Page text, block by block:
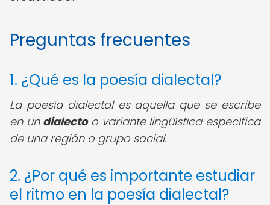
Preguntas frecuentes
1. ¿Qué es la poesía dialectal?
La poesía dialectal es aquella que se escribe
en un dialectoo variante lingüística específica
de una región o grupo social.
2. ¿Por qué es importante estudiar
el ritmo en la poesía dialectal?